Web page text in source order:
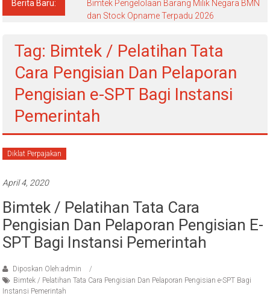
Dan
Berita Baru:
Bimtek Pengelolaan Barang Milik Negara BMN
dan Stock Opname Terpadu 2026
Tag: Bimtek / Pelatihan Tata
Cara Pengisian Dan Pelaporan
Pengisian e-SPT Bagi Instansi
Pemerintah
Diklat Perpajakan
April 4, 2020
Bimtek / Pelatihan Tata Cara
Pengisian Dan Pelaporan Pengisian E-
SPT Bagi Instansi Pemerintah
Diposkan Oleh:admin
Bimtek / Pelatihan Tata Cara Pengisian Dan Pelaporan Pengisian e-SPT Bagi
Instansi Pemerintah